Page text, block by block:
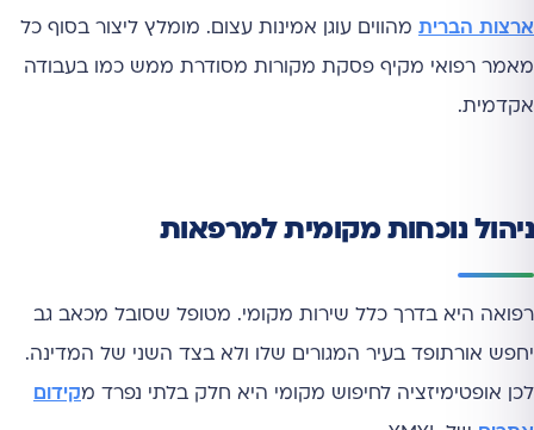
ארצות הברית מהווים עוגן אמינות עצום. מומלץ ליצור בסוף כל
מאמר רפואי מקיף פסקת מקורות מסודרת ממש כמו בעבודה
אקדמית.
ניהול נוכחות מקומית למרפאות
רפואה היא בדרך כלל שירות מקומי. מטופל שסובל מכאב גב
יחפש אורתופד בעיר המגורים שלו ולא בצד השני של המדינה.
לכן אופטימיזציה לחיפוש מקומי היא חלק בלתי נפרד מקידום